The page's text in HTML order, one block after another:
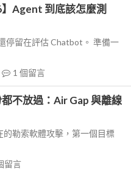
Agent 到底該怎麼測
停留在評估 Chatbot。 準備一
1 個留言
不放過：Air Gap 與離線
勒索軟體攻擊，第一個目標
留言